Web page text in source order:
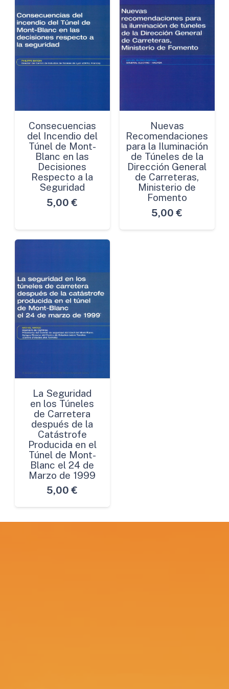
Consecuencias
del Incendio del
Túnel de Mont-
Blanc en las
Decisiones
Respecto a la
Seguridad
5,00 €
Nuevas
Recomendaciones
para la Iluminación
de Túneles de la
Dirección General
de Carreteras,
Ministerio de
Fomento
5,00 €
La Seguridad
en los Túneles
de Carretera
después de la
Catástrofe
Producida en el
Túnel de Mont-
Blanc el 24 de
Marzo de 1999
5,00 €